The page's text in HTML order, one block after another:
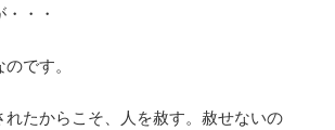
・・
です。
れたからこそ、人を赦す。赦せないの